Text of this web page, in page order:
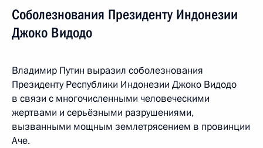
Соболезнования Президенту Индонезии
Джоко Видодо
Владимир Путин выразил соболезнования
Президенту Республики Индонезии Джоко Видодо
в связи с многочисленными человеческими
жертвами и серьёзными разрушениями,
вызванными мощным землетрясением в провинции
Аче.